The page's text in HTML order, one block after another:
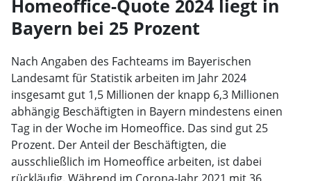
Homeoffice-Quote 2024 liegt in
Bayern bei 25 Prozent
Nach Angaben des Fachteams im Bayerischen
Landesamt für Statistik arbeiten im Jahr 2024
insgesamt gut 1,5 Millionen der knapp 6,3 Millionen
abhängig Beschäftigten in Bayern mindestens einen
Tag in der Woche im Homeoffice. Das sind gut 25
Prozent. Der Anteil der Beschäftigten, die
ausschließlich im Homeoffice arbeiten, ist dabei